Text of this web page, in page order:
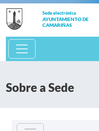
Sede electrónica
AYUNTAMIENTO DE
CAMARIÑAS
Sobre a Sede